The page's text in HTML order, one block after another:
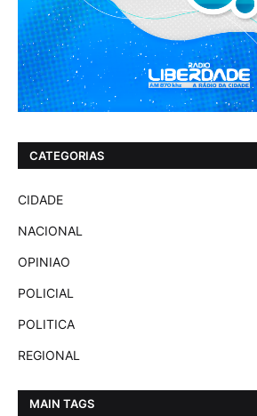
CATEGORIAS
CIDADE
NACIONAL
OPINIAO
POLICIAL
POLITICA
REGIONAL
MAIN TAGS